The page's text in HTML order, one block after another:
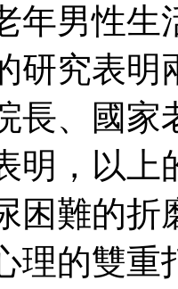
年男性生
研究表
長、國家
明，以上
困難的折
理的雙重